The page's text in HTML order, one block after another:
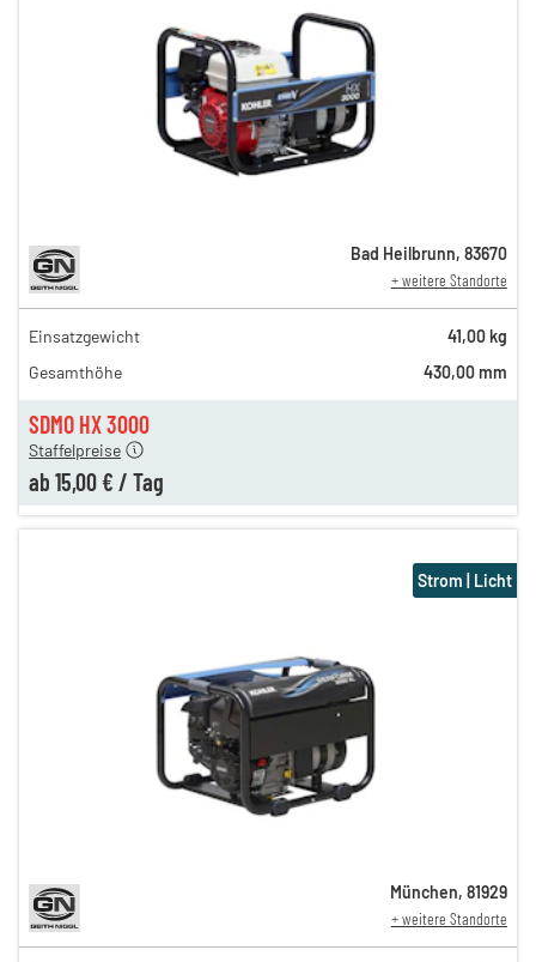
SDMO HX 3000
29,00 €
25,00 €
Staffelpreise
ab 15,00 € / Tag
Bad Heilbrunn, 83670
+ weitere Standorte
Einsatzgewicht
41,00 kg
Gesamthöhe
430,00 mm
Strom | Licht
München, 81929
+ weitere Standorte